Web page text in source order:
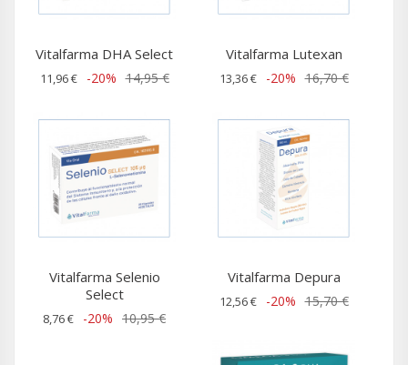
Vitalfarma DHA Select
11,96 € -20% 14,95 €
Vitalfarma Lutexan
13,36 € -20% 16,70 €
Vitalfarma Selenio
Select
8,76 € -20% 10,95 €
Vitalfarma Depura
12,56 € -20% 15,70 €